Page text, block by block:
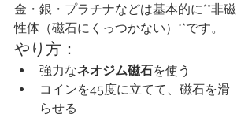
金・銀・プラチナなどは基本的に**非磁
性体（磁石にくっつかない）**です。
やり方：
強力なネオジム磁石を使う
コインを45度に立てて、磁石を滑
らせる